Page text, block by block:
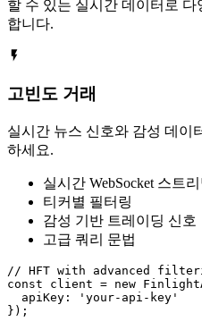
할 수 있는 실시간 데이터로
합니다.
고빈도 거래
실시간 뉴스 신호와 감성 데이
하세요.
실시간 WebSocket 스트리
티커별 필터링
감성 기반 트레이딩 신호
고급 쿼리 문법
// HFT with advanced
const client = new
  apiKey: 'your-api-key'
});